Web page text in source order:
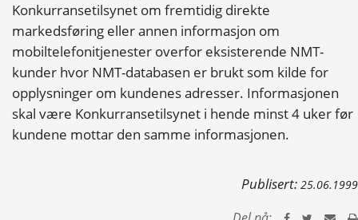
Konkurransetilsynet om fremtidig direkte
markedsføring eller annen informasjon om
mobiltelefonitjenester overfor eksisterende NMT-
kunder hvor NMT-databasen er brukt som kilde for
opplysninger om kundenes adresser. Informasjonen
skal være Konkurransetilsynet i hende minst 4 uker før
kundene mottar den samme informasjonen.
Publisert: 25.06.1999